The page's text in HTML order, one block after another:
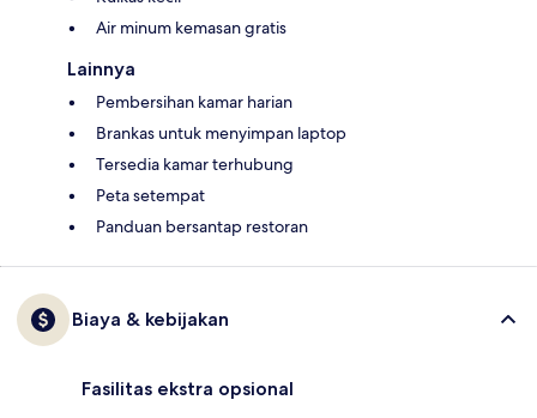
Air minum kemasan gratis
Lainnya
Pembersihan kamar harian
Brankas untuk menyimpan laptop
Tersedia kamar terhubung
Peta setempat
Panduan bersantap restoran
Biaya & kebijakan
Fasilitas ekstra opsional